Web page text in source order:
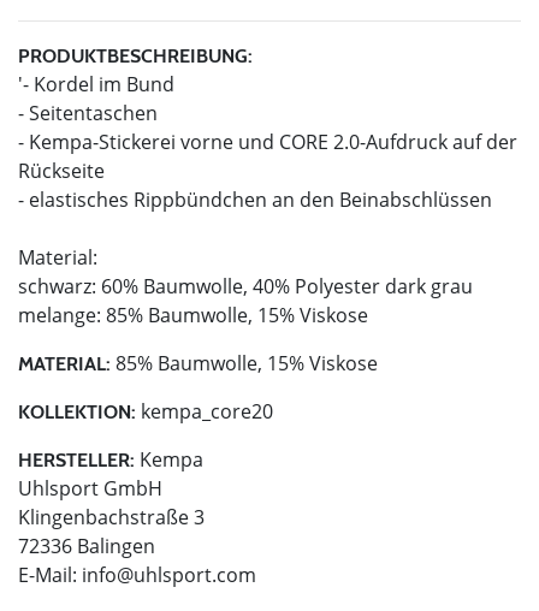
PRODUKTBESCHREIBUNG:
'- Kordel im Bund
- Seitentaschen
- Kempa-Stickerei vorne und CORE 2.0-Aufdruck auf der
Rückseite
- elastisches Rippbündchen an den Beinabschlüssen
Material:
schwarz: 60% Baumwolle, 40% Polyester dark grau
melange: 85% Baumwolle, 15% Viskose
MATERIAL: 85% Baumwolle, 15% Viskose
KOLLEKTION: kempa_core20
HERSTELLER: Kempa
Uhlsport GmbH
Klingenbachstraße 3
72336 Balingen
E-Mail: info@uhlsport.com